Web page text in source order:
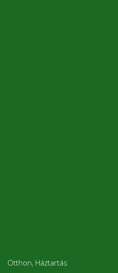
Otthon, Háztartás